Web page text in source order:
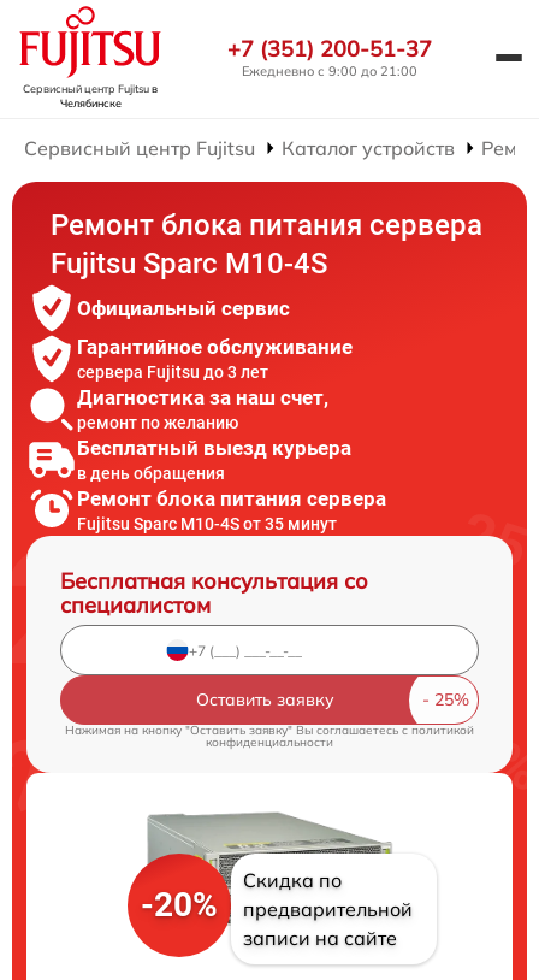
Сервисный центр Fujitsuв
Челябинске
+7 (351) 200-51-37
Ежедневно с 9:00 до 21:00
Сервисный центр Fujitsu Каталог устройств
Ремонт блока питания сервера
Fujitsu Sparc M10-4S
Официальный сервис
Гарантийное обслуживание
сервера Fujitsu до 3 лет
Диагностика за наш счет,
ремонт по желанию
Бесплатный выезд курьера
в день обращения
Ремонт блока питания сервера
Fujitsu Sparc M10-4S от 35 минут
Бесплатная консультация со
специалистом
Оставить заявку
Нажимая на кнопку "Оставить заявку" Вы соглашаетесь cполитикой
конфиденциальности
-20%
Скидка по
предварительной
записи на сайте